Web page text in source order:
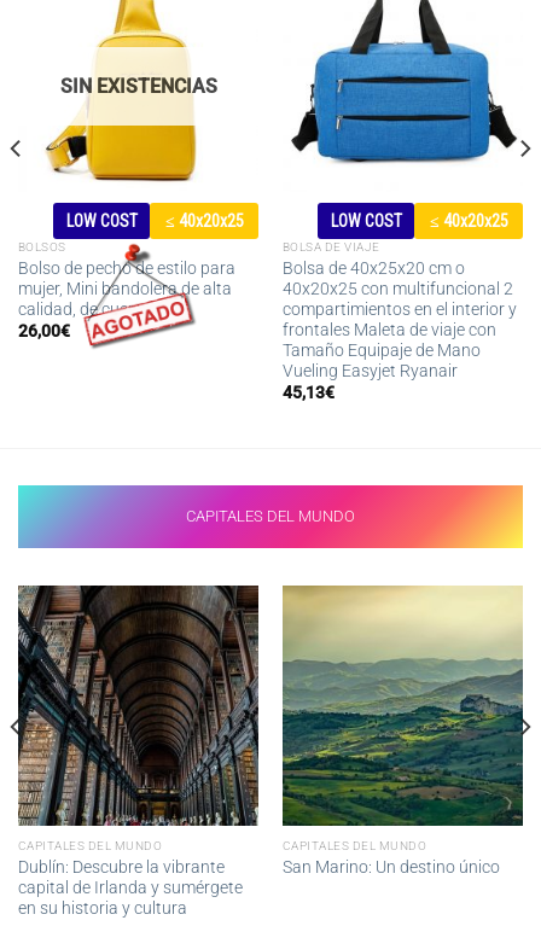
SIN EXISTENCIAS
LOW COST ≤ 40x20x25
BOLSOS
Bolso de pecho de estilo para
mujer, Mini bandolera de alta
calidad, de cuero PU
26,00€
LOW COST ≤ 40x20x25
BOLSA DE VIAJE
Bolsa de 40x25x20 cm o
40x20x25 con multifuncional 2
compartimientos en el interior y
frontales Maleta de viaje con
Tamaño Equipaje de Mano
Vueling Easyjet Ryanair
45,13€
CAPITALES DEL MUNDO
CAPITALES DEL MUNDO
Dublín: Descubre la vibrante
capital de Irlanda y sumérgete
en su historia y cultura
CAPITALES DEL MUNDO
San Marino: Un destino único